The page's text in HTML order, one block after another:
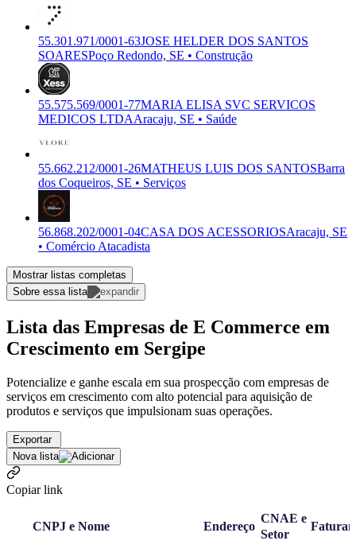
55.301.971/0001-63JOSE HELDER DOS SANTOS
SOARESPoço Redondo, SE • Construção
55.575.569/0001-77MARIA ELISA SVC SERVICOS
MEDICOS LTDAAracaju, SE • Saúde
55.662.212/0001-26MATHEUS LUIS DOS SANTOSBarra
dos Coqueiros, SE • Serviços
56.868.202/0001-04CASA DOS ACESSORIOSAracaju, SE
• Comércio Atacadista
Mostrar listas completas
Sobre essa lista
Lista das Empresas de E Commerce em
Crescimento em Sergipe
Potencialize e ganhe escala em sua prospecção com empresas de
serviços em crescimento com alto potencial para aquisição de
produtos e serviços que impulsionam suas operações.
Exportar
Nova lista
Copiar link
CNPJ e Nome Endereço
CNAE e
Setor